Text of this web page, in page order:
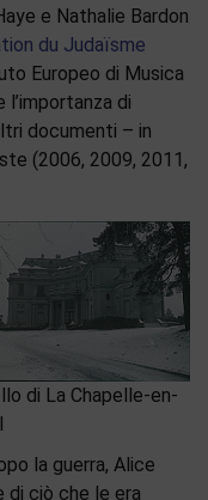
e Nathalie Bardon
du Judaïsme
Europeo di Musica
di
documenti – in
(2006, 2009, 2011,
di La Chapelle-en-
la guerra, Alice
di ciò che le era